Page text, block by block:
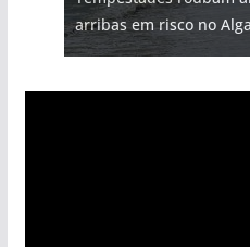
arribas em risco no